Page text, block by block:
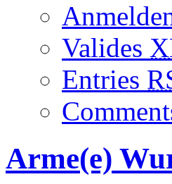
Valides
Entries
Arme(e)